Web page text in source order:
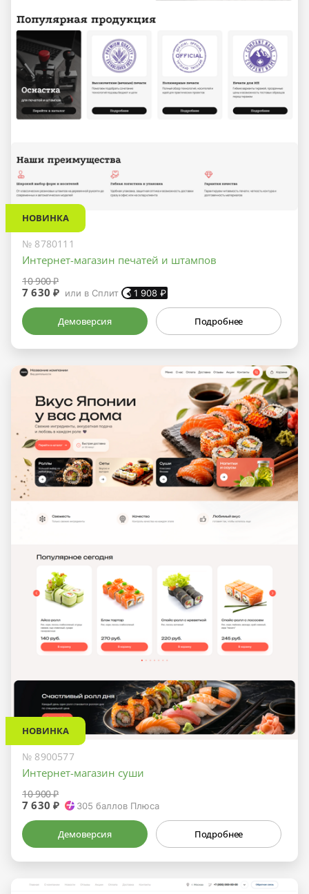
НОВИНКА
№ 8780111
Интернет-магазин печатей и штампов
10 900 ₽
7 630 ₽ или в Сплит 1 908 ₽
Демоверсия Подробнее
НОВИНКА
№ 8900577
Интернет-магазин суши
10 900 ₽
7 630 ₽ 305 баллов Плюса
Демоверсия Подробнее